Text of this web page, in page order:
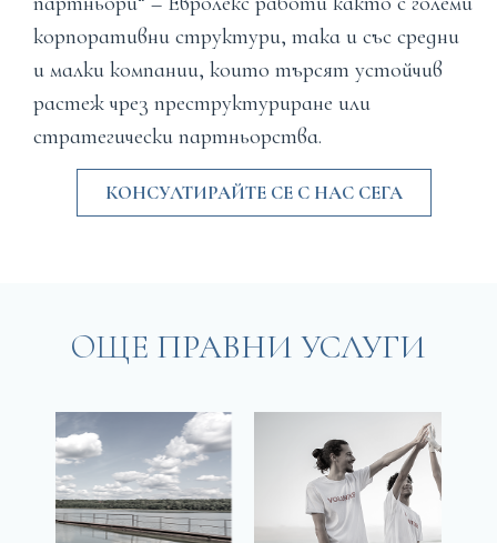
корпоративни структури, така и със средни
и малки компании, които търсят устойчив
растеж чрез преструктуриране или
стратегически партньорства.
КОНСУЛТИРАЙТЕ СЕ С НАС СЕГА
OЩЕ ПРАВНИ УСЛУГИ